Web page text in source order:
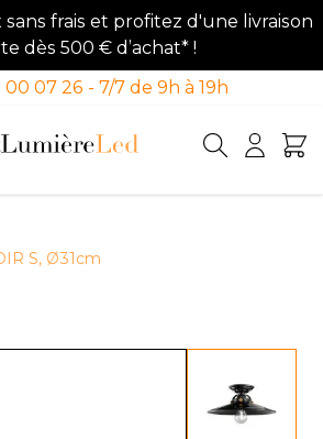
sans frais et profitez d'une livraison
dès 500 € d’achat* !
07 26 - 7/7 de 9h à 19h
S, Ø31cm